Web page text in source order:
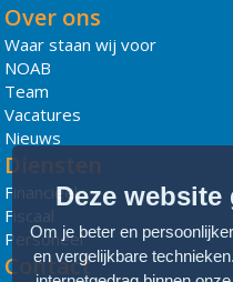
Over ons
Waar staan wij voor
NOAB
Team
Vacatures
Nieuws
Diensten
Financieel
Fiscaal
Personeel
Contact
Deze
Om je beter en
en vergelijkbare